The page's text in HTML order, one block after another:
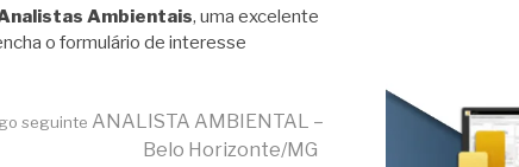
Ambientais, uma excelente
o formulário de interesse
seguinte ANALISTA AMBIENTAL –
Belo Horizonte/MG